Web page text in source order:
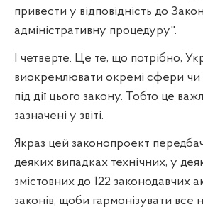
привести у відповідність до
адміністративну процедуру".
І четверте. Це те, що потрібно,
виокремлювати окремі сфери чи
під дії цього закону. Тобто це
зазначені у звіті.
Якраз цей законопроект
деяких випадках технічних, у
змістовних до 122 законодавчих
законів, щоби гармонізувати все